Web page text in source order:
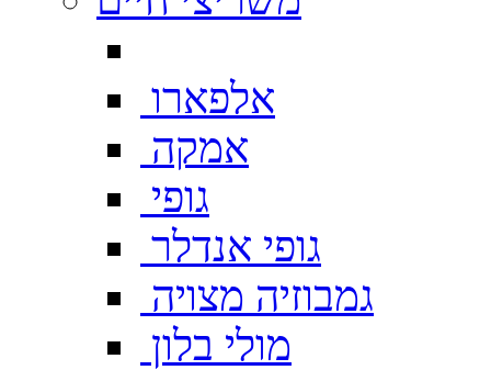
אלפארו
אמקה
גופי
גופי אנדלר
גמבוזיה מצויה
מולי בלון